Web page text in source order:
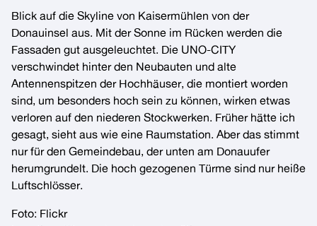
Blick auf die Skyline von Kaisermühlen von der
Donauinsel aus. Mit der Sonne im Rücken werden die
Fassaden gut ausgeleuchtet. Die UNO-CITY
verschwindet hinter den Neubauten und alte
Antennenspitzen der Hochhäuser, die montiert worden
sind, um besonders hoch sein zu können, wirken etwas
verloren auf den niederen Stockwerken. Früher hätte ich
gesagt, sieht aus wie eine Raumstation. Aber das stimmt
nur für den Gemeindebau, der unten am Donauufer
herumgrundelt. Die hoch gezogenen Türme sind nur heiße
Luftschlösser.
Foto: Flickr